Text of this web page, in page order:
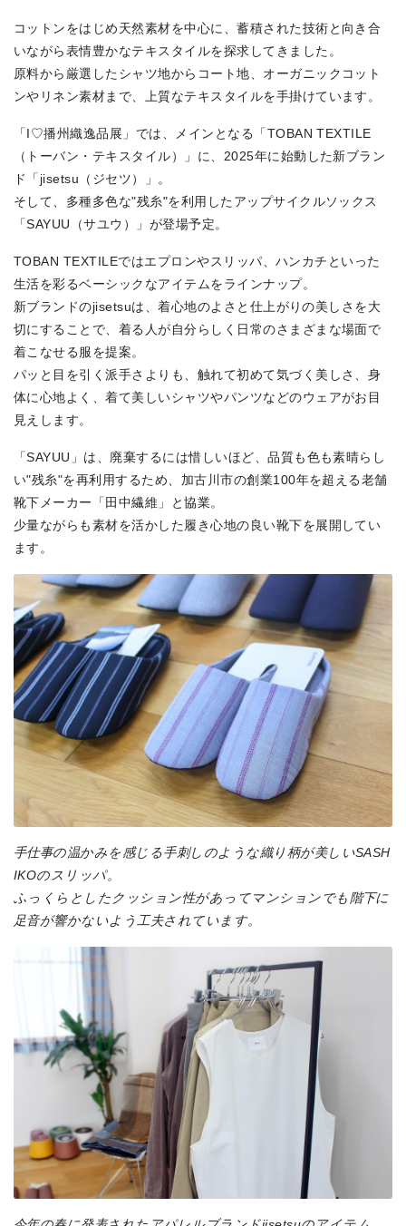
コットンをはじめ天然素材を中心に、蓄積された技術と向き合
いながら表情豊かなテキスタイルを探求してきました。
原料から厳選したシャツ地からコート地、オーガニックコット
ンやリネン素材まで、上質なテキスタイルを手掛けています。
「I♡播州織逸品展」では、メインとなる「TOBAN TEXTILE
（トーバン・テキスタイル）」に、2025年に始動した新ブラン
ド「jisetsu（ジセツ）」。
そして、多種多色な"残糸"を利用したアップサイクルソックス
「SAYUU（サユウ）」が登場予定。
TOBAN TEXTILEではエプロンやスリッパ、ハンカチといった
生活を彩るベーシックなアイテムをラインナップ。
新ブランドのjisetsuは、着心地のよさと仕上がりの美しさを大
切にすることで、着る人が自分らしく日常のさまざまな場面で
着こなせる服を提案。
パッと目を引く派手さよりも、触れて初めて気づく美しさ、身
体に心地よく、着て美しいシャツやパンツなどのウェアがお目
見えします。
「SAYUU」は、廃棄するには惜しいほど、品質も色も素晴らし
い"残糸"を再利用するため、加古川市の創業100年を超える老舗
靴下メーカー「田中繊維」と協業。
少量ながらも素材を活かした履き心地の良い靴下を展開してい
ます。
手仕事の温かみを感じる手刺しのような織り柄が美しいSASH
IKOのスリッパ。
ふっくらとしたクッション性があってマンションでも階下に
足音が響かないよう工夫されています。